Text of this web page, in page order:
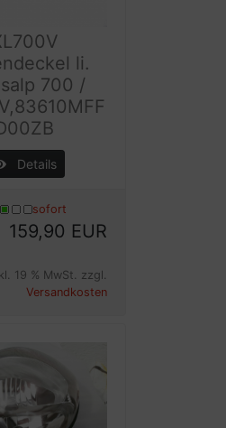
li.
700 /
Details
sofort
159,90 EUR
19 % MwSt. zzgl.
Versandkosten